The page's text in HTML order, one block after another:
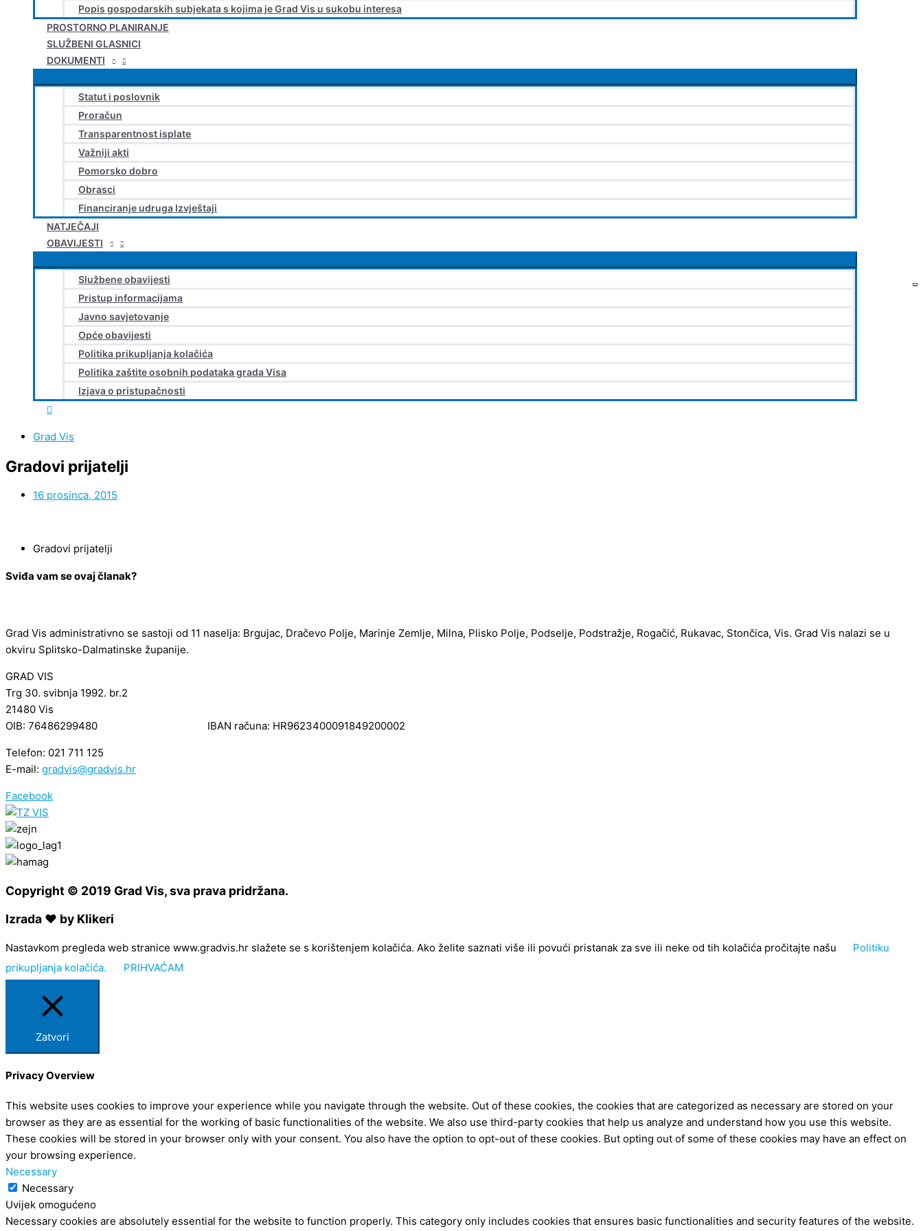
Popis gospodarskih subjekata s kojima je Grad Vis u sukobu interesa
PROSTORNO PLANIRANJE
SLUŽBENI GLASNICI
DOKUMENTI
Statut i poslovnik
Proračun
Transparentnost isplate
Važniji akti
Pomorsko dobro
Obrasci
Financiranje udruga Izvještaji
NATJEČAJI
OBAVIJESTI
Službene obavijesti
Pristup informacijama
Javno savjetovanje
Opće obavijesti
Politika prikupljanja kolačića
Politika zaštite osobnih podataka grada Visa
Izjava o pristupačnosti
Grad Vis
Gradovi prijatelji
16 prosinca, 2015
Gradovi prijatelji
Sviđa vam se ovaj članak?
Grad Vis administrativno se sastoji od 11 naselja: Brgujac, Dračevo Polje, Marinje Zemlje, Milna, Plisko Polje, Podselje, Podstražje, Rogačić, Rukavac, Stončica, Vis. Grad Vis nalazi se u
okviru Splitsko-Dalmatinske županije.
GRAD VIS
Trg 30. svibnja 1992. br.2
21480 Vis
OIB: 76486299480 IBAN računa: HR9623400091849200002
Telefon: 021 711 125
E-mail: gradvis@gradvis.hr
Facebook
Copyright © 2019 Grad Vis, sva prava pridržana.
Izrada ❤ by Klikeri
Nastavkom pregleda web stranice www.gradvis.hr slažete se s korištenjem kolačića. Ako želite saznati više ili povući pristanak za sve ili neke od tih kolačića pročitajte našu
Politiku
prikupljanja kolačića.
PRIHVAĆAM
Zatvori
Privacy Overview
This website uses cookies to improve your experience while you navigate through the website. Out of these cookies, the cookies that are categorized as necessary are stored on your
browser as they are as essential for the working of basic functionalities of the website. We also use third-party cookies that help us analyze and understand how you use this website.
These cookies will be stored in your browser only with your consent. You also have the option to opt-out of these cookies. But opting out of some of these cookies may have an effect on
your browsing experience.
Necessary
Necessary
Uvijek omogućeno
Necessary cookies are absolutely essential for the website to function properly. This category only includes cookies that ensures basic functionalities and security features of the website.